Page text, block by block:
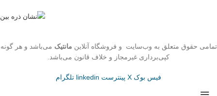
تمامی حقوق متعلق به وب‌سایت و فروشگاه‌ آنلاین مانتیک می‌باشد و هر گونه
کپی‌برداری غیرمجاز و خلاف قانون می‌باشد.
فیس بوک X پینترست linkedin تلگرام